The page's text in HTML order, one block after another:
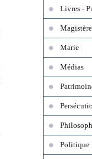
Livres -
Magistère
Marie
Médias
Politique